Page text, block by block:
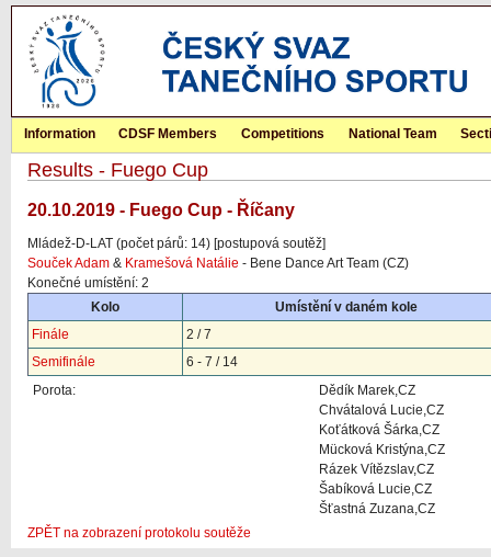
Information CDSF Members Competitions National Team
Results - Fuego Cup
20.10.2019 - Fuego Cup - Říčany
Mládež-D-LAT (počet párů: 14) [postupová soutěž]
Souček Adam & Kramešová Natálie - Bene Dance Art Team (CZ)
Konečné umístění: 2
Kolo
Umístění v daném kole
Finále
2 / 7
Semifinále
6 - 7 / 14
Porota:
Dědík Marek,CZ
Chvátalová Lucie,CZ
Koťátková Šárka,CZ
Mücková Kristýna,CZ
Rázek Vítězslav,CZ
Šabíková Lucie,CZ
Šťastná Zuzana,CZ
ZPĚT na zobrazení protokolu soutěže